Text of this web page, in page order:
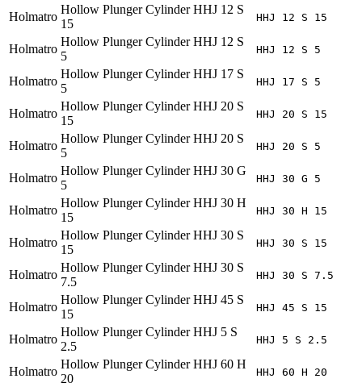
Holmatro
Hollow Plunger Cylinder HHJ 12 S
15
HHJ 12 S 15
Holmatro
Hollow Plunger Cylinder HHJ 12 S
5
HHJ 12 S 5
Holmatro
Hollow Plunger Cylinder HHJ 17 S
5
HHJ 17 S 5
Holmatro
Hollow Plunger Cylinder HHJ 20 S
15
HHJ 20 S 15
Holmatro
Hollow Plunger Cylinder HHJ 20 S
5
HHJ 20 S 5
Holmatro
Hollow Plunger Cylinder HHJ 30 G
5
HHJ 30 G 5
Holmatro
Hollow Plunger Cylinder HHJ 30 H
15
HHJ 30 H 15
Holmatro
Hollow Plunger Cylinder HHJ 30 S
15
HHJ 30 S 15
Holmatro
Hollow Plunger Cylinder HHJ 30 S
7.5
HHJ 30 S 7.5
Holmatro
Hollow Plunger Cylinder HHJ 45 S
15
HHJ 45 S 15
Holmatro
Hollow Plunger Cylinder HHJ 5 S
2.5
HHJ 5 S 2.5
Holmatro
Hollow Plunger Cylinder HHJ 60 H
20
HHJ 60 H 20